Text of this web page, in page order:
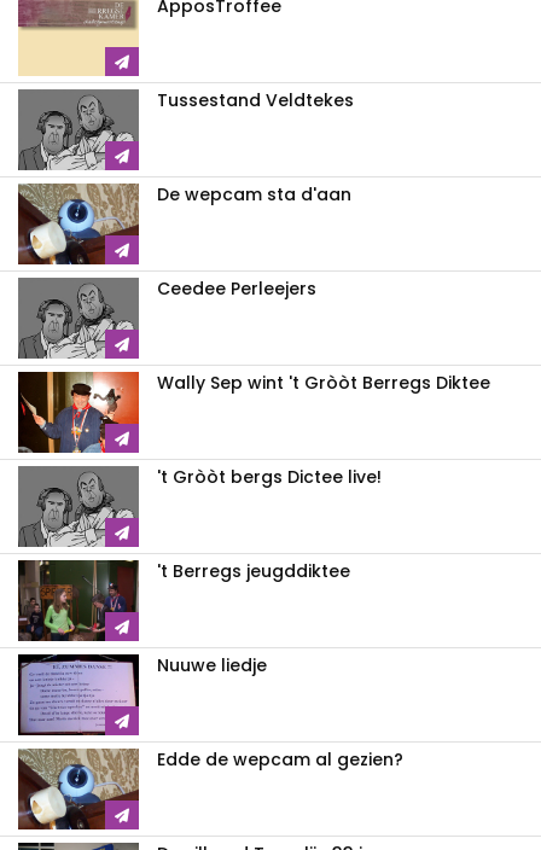
ApposTroffee
Tussestand Veldtekes
De wepcam sta d'aan
Ceedee Perleejers
Wally Sep wint 't Gròòt Berregs Diktee
't Gròòt bergs Dictee live!
't Berregs jeugddiktee
Nuuwe liedje
Edde de wepcam al gezien?